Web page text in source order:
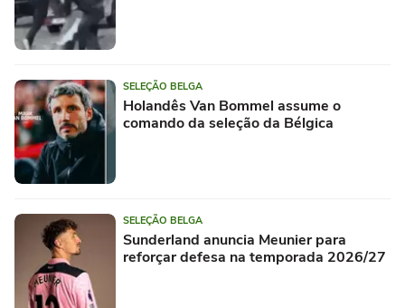
SELEÇÃO BELGA
Holandês Van Bommel assume o
comando da seleção da Bélgica
SELEÇÃO BELGA
Sunderland anuncia Meunier para
reforçar defesa na temporada 2026/27